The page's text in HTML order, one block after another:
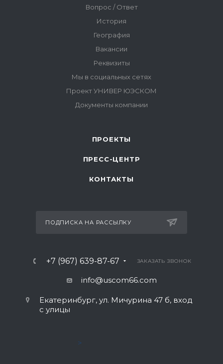
ПРОЕКТЫ
ПРЕСС-ЦЕНТР
КОНТАКТЫ
ПОДПИСКА НА РАССЫЛКУ
+7 (967) 639-87-67 ЗАКАЗАТЬ ЗВОНОК
info@uscom66.com
Екатеринбург, ул. Мичурина 47 б, вход
с улицы
>